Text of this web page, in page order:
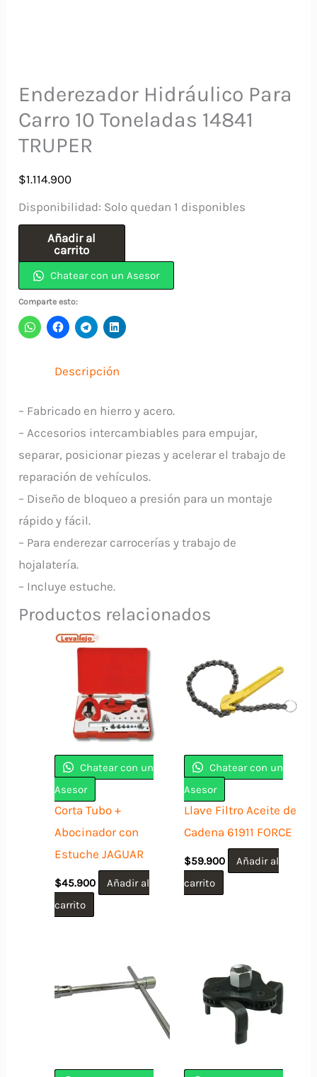
Enderezador Hidráulico Para
Carro 10 Toneladas 14841
TRUPER
$1.114.900
Disponibilidad: Solo quedan 1 disponibles
Enderezador
Hidráulico
Para
Carro
10
cantidad
Añadir al
carrito
Chatear con un Asesor
Comparte esto:
Descripción
– Fabricado en hierro y acero.
– Accesorios intercambiables para empujar,
separar, posicionar piezas y acelerar el trabajo de
reparación de vehículos.
– Diseño de bloqueo a presión para un montaje
rápido y fácil.
– Para enderezar carrocerías y trabajo de
hojalatería.
– Incluye estuche.
Productos relacionados
Chatear con un
Asesor
Corta Tubo +
Abocinador con
Estuche JAGUAR
$45.900
Añadir al
carrito
Chatear con un
Asesor
Llave Filtro Aceite de
Cadena 61911 FORCE
$59.900
Añadir al
carrito